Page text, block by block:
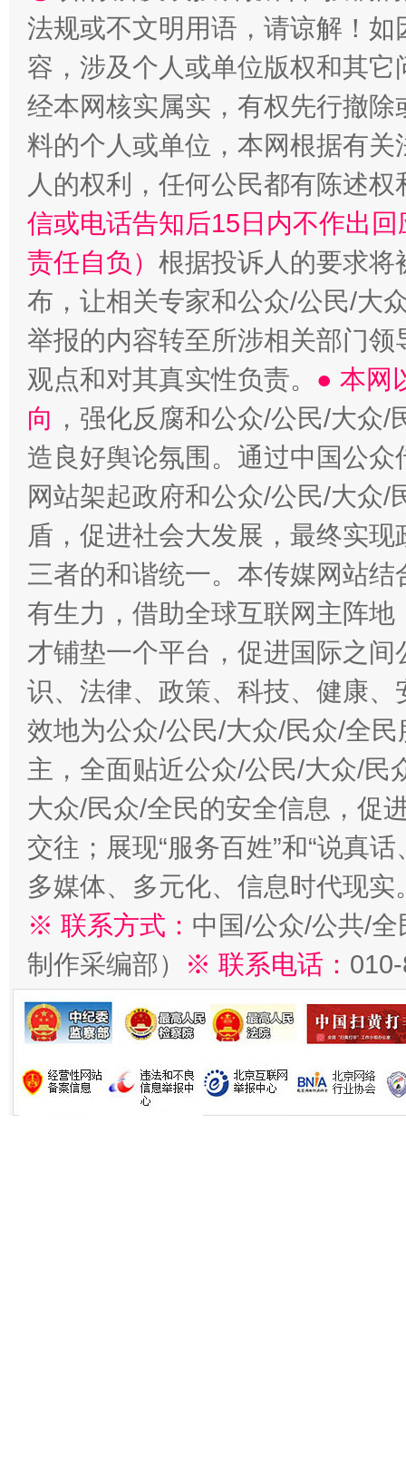
招工难、用工荒背后
法规或不文明用语，请谅解！
容，涉及个人或单位版权和其它
经本网核实属实，有权先行撤
料的个人或单位，本网根据有
人的权利，任何公民都有陈述
信或电话告知后15日内不作出
责任自负） 根据投诉人的要求将
布，让相关专家和公众/公民/大
举报的内容转至所涉相关部门
观点和对其真实性负责。 ● 本网
向 ，强化反腐和公众/公民/大众
造良好舆论氛围。通过中国公
网站架起政府和公众/公民/大众
盾，促进社会大发展，最终实
三者的和谐统一。本传媒网站
有生力，借助全球互联网主阵
才铺垫一个平台，促进国际之
识、法律、政策、科技、健康
效地为公众/公民/大众/民众/全
主，全面贴近公众/公民/大众/民
大众/民众/全民的安全信息，促
交往；展现“服务百姓”和“说真
多媒体、多元化、信息时代现实
※ 联系方式： 中国/公众/公共/
制作采编部）
※ 联系电话：